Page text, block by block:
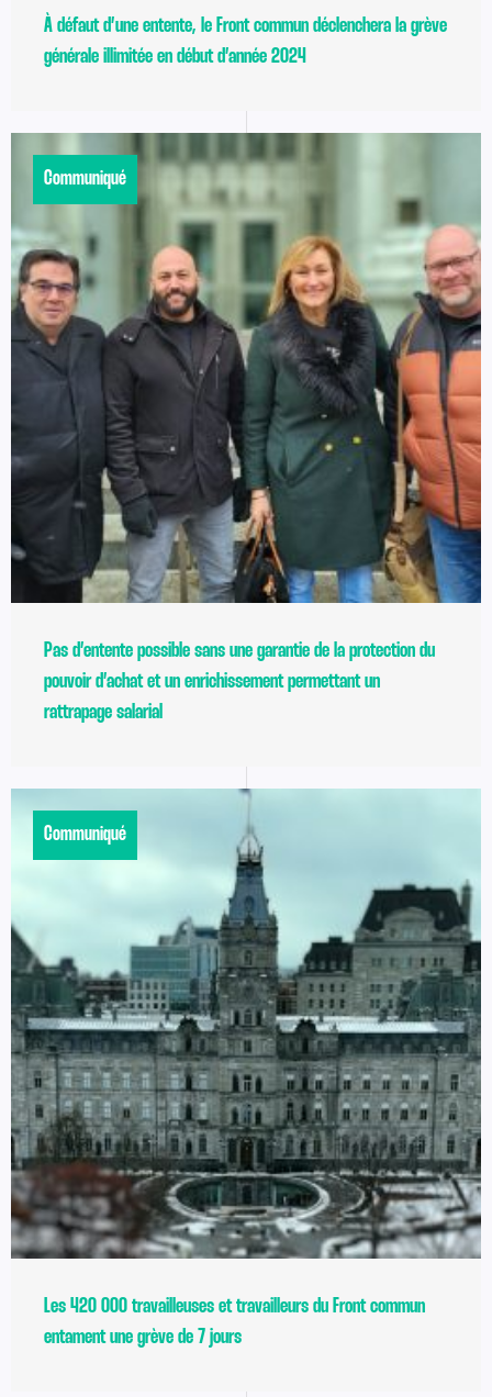
À défaut d’une entente, le Front commun déclenchera la grève
générale illimitée en début d’année 2024
Communiqué
Pas d’entente possible sans une garantie de la protection du
pouvoir d’achat et un enrichissement permettant un
rattrapage salarial
Communiqué
Les 420 000 travailleuses et travailleurs du Front commun
entament une grève de 7 jours